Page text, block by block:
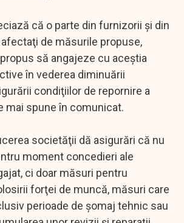
că o parte din furnizorii şi din
de măsurile propuse,
să angajeze cu aceştia
în vederea diminuării
condiţiilor de repornire a
mai spune în comunicat.
societăţii dă asigurări că nu
moment concedieri ale
ci doar măsuri pentru
forţei de muncă, măsuri care
perioade de şomaj tehnic sau